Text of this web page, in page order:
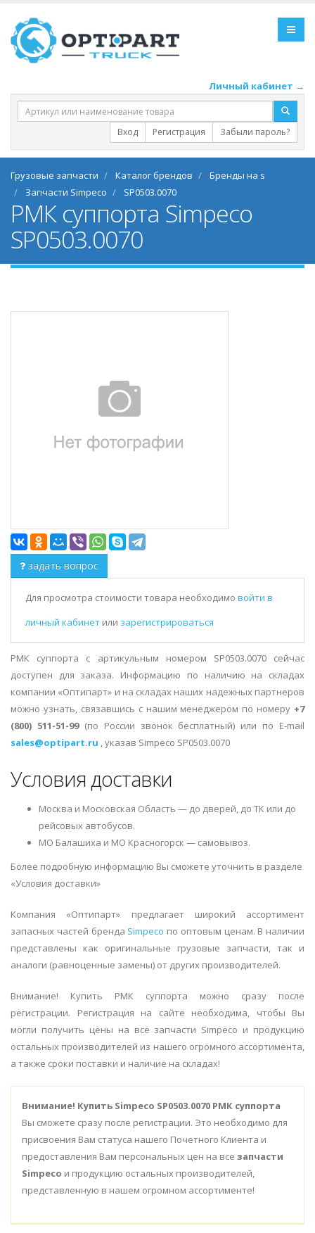
Личный кабинет →
Вход Регистрация Забыли пароль?
Грузовые запчасти Каталог брендов
Бренды на s
Запчасти Simpeco
SP0503.0070
РМК суппорта Simpeco
SP0503.0070
задать вопрос
Для просмотра стоимости товара необходимо войти в
личный кабинет или зарегистрироваться
РМК суппорта с артикульным номером SP0503.0070 сейчас
доступен для заказа. Информацию по наличию на складах
компании «Оптипарт» и на складах наших надежных партнеров
можно узнать, связавшись с нашим менеджером по номеру +7
(800) 511-51-99(по России звонок бесплатный) или по E-mail
sales@optipart.ru , указав Simpeco SP0503.0070
Условия доставки
Москва и Московская Область — до дверей, до ТК или до
рейсовых автобусов.
МО Балашиха и МО Красногорск — самовывоз.
Более подробную информацию Вы сможете уточнить в разделе
«Условия доставки»
Компания «Оптипарт» предлагает широкий ассортимент
запасных частей бренда Simpeco по оптовым ценам. В наличии
представлены как оригинальные грузовые запчасти, так и
аналоги (равноценные замены) от других производителей.
Внимание! Купить РМК суппорта можно сразу после
регистрации. Регистрация на сайте необходима, чтобы Вы
могли получить цены на все запчасти Simpeco и продукцию
остальных производителей из нашего огромного ассортимента,
а также сроки поставки и наличие на складах!
Внимание! Купить Simpeco SP0503.0070 РМК суппорта
Вы сможете сразу после регистрации. Это необходимо для
присвоения Вам статуса нашего Почетного Клиента и
предоставления Вам персональных цен на все запчасти
Simpeco и продукцию остальных производителей,
представленную в нашем огромном ассортименте!